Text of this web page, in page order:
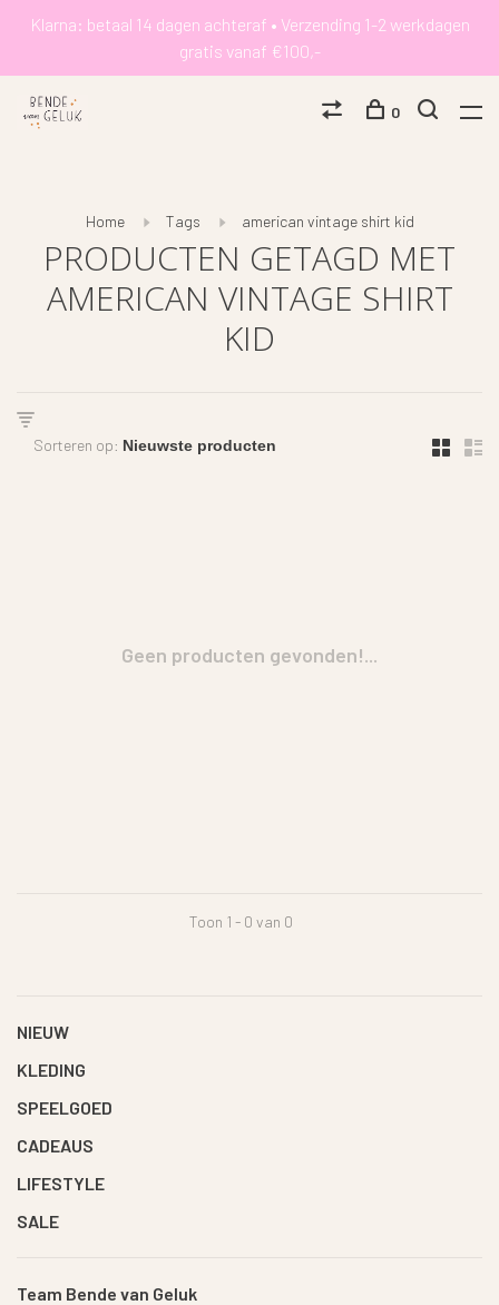
Klarna: betaal 14 dagen achteraf • Verzending 1-2 werkdagen
gratis vanaf €100,-
0
Home Tags american vintage shirt kid
PRODUCTEN GETAGD MET
AMERICAN VINTAGE SHIRT
KID
Sorteren op:
Geen producten gevonden!...
Toon 1 - 0 van 0
NIEUW
KLEDING
SPEELGOED
CADEAUS
LIFESTYLE
SALE
Team Bende van Geluk